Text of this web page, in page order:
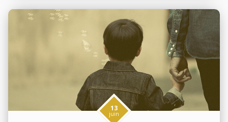
13
juin